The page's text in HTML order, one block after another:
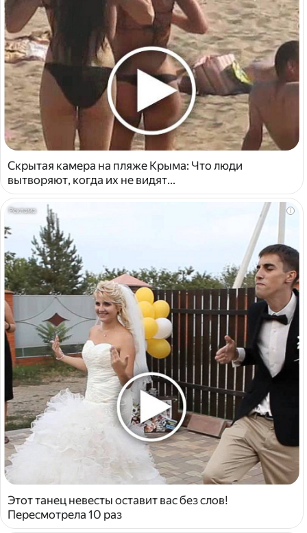
Скрытая камера на пляже Крыма: Что люди
вытворяют, когда их не видят...
i
Этот танец невесты оставит вас без слов!
Пересмотрела 10 раз